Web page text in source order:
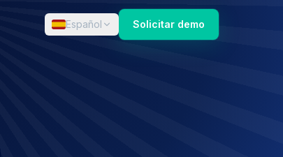
Español Solicitar demo